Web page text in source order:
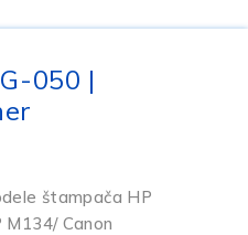
050 |
štampača HP
Canon